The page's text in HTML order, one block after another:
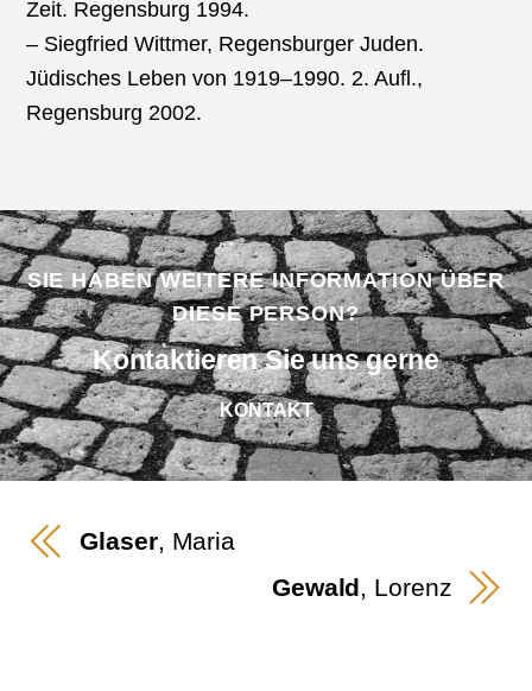
Zeit. Regensburg 1994.
– Siegfried Wittmer, Regensburger Juden.
Jüdisches Leben von 1919–1990. 2. Aufl.,
Regensburg 2002.
SIE HABEN WEITERE INFORMATION ÜBER
DIESE PERSON?
Kontaktieren Sie uns gerne
KONTAKT
Glaser, Maria
Gewald, Lorenz